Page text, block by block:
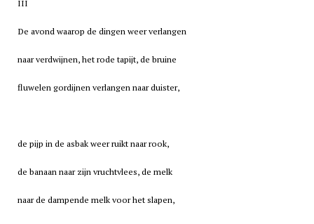
III
De avond waarop de dingen weer verlangen
naar verdwijnen, het rode tapijt, de bruine
fluwelen gordijnen verlangen naar duister,
de pijp in de asbak weer ruikt naar rook,
de banaan naar zijn vruchtvlees, de melk
naar de dampende melk voor het slapen,